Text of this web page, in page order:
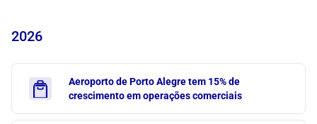
2026
Aeroporto de Porto Alegre tem 15% de
crescimento em operações comerciais